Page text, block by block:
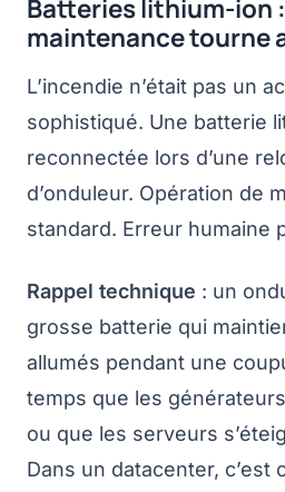
Batteries lithium-ion
maintenance tourne
L’incendie n’était pas un
sophistiqué. Une batterie
reconnectée lors d’une
d’onduleur. Opération de
standard. Erreur humaine
Rappel technique : un
grosse batterie qui
allumés pendant une
temps que les
ou que les serveurs
Dans un datacenter, c’est